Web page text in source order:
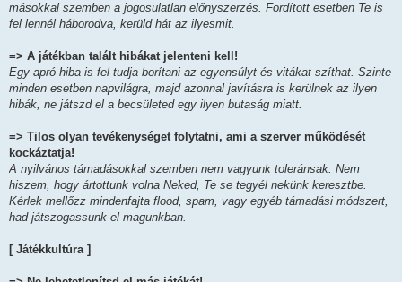
másokkal szemben a jogosulatlan előnyszerzés. Fordított esetben Te is
fel lennél háborodva, kerüld hát az ilyesmit.
=> A játékban talált hibákat jelenteni kell!
Egy apró hiba is fel tudja borítani az egyensúlyt és vitákat szíthat. Szinte
minden esetben napvilágra, majd azonnal javításra is kerülnek az ilyen
hibák, ne játszd el a becsületed egy ilyen butaság miatt.
=> Tilos olyan tevékenységet folytatni, ami a szerver működését
kockáztatja!
A nyilvános támadásokkal szemben nem vagyunk toleránsak. Nem
hiszem, hogy ártottunk volna Neked, Te se tegyél nekünk keresztbe.
Kérlek mellőzz mindenfajta flood, spam, vagy egyéb támadási módszert,
had játszogassunk el magunkban.
[ Játékkultúra ]